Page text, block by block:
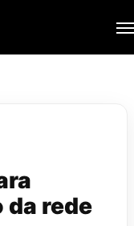
da rede